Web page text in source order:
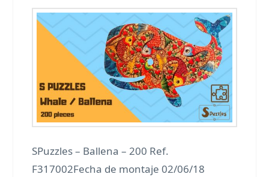
SPuzzles – Ballena – 200 Ref.
F317002Fecha de montaje 02/06/18